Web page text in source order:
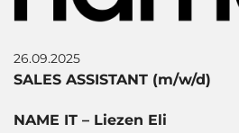
26.09.2025
SALES ASSISTANT (m/w/d)
NAME IT – Liezen Eli